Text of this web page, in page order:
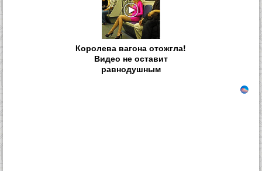
Королева вагона отожгла!
Видео не оставит
равнодушным